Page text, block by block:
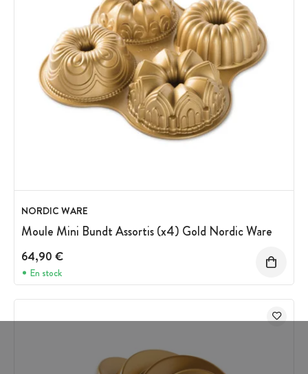
NORDIC WARE
Moule Mini Bundt Assortis (x4) Gold Nordic Ware
64,90 €
En stock